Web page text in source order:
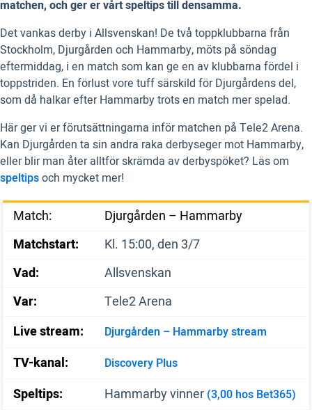
matchen, och ger er vårt speltips till densamma.
Det vankas derby i Allsvenskan! De två toppklubbarna från
Stockholm, Djurgården och Hammarby, möts på söndag
eftermiddag, i en match som kan ge en av klubbarna fördel i
toppstriden. En förlust vore tuff särskild för Djurgårdens del,
som då halkar efter Hammarby trots en match mer spelad.
Här ger vi er förutsättningarna inför matchen på Tele2 Arena.
Kan Djurgården ta sin andra raka derbyseger mot Hammarby,
eller blir man åter alltför skrämda av derbyspöket? Läs om
speltipsoch mycket mer!
Match:
Djurgården – Hammarby
Matchstart:
Kl. 15:00, den 3/7
Vad:
Allsvenskan
Var:
Tele2 Arena
Live stream:
Djurgården – Hammarby stream
TV-kanal: Discovery Plus
Speltips: Hammarby vinner (3,00 hos Bet365)